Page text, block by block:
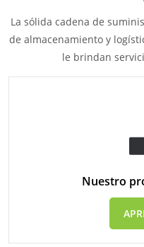
La sólida cadena de
de almacenamiento y
le brindan
Nuestro